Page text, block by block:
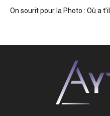
On sourit pour la Photo : Où a